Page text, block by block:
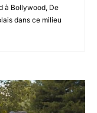
à Bollywood, De
dans ce milieu